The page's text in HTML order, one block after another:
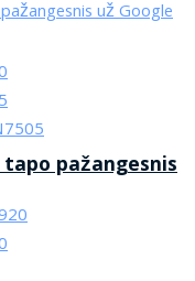
pažangesnis